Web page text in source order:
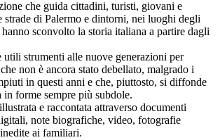
che guida cittadini, turisti, giovani e
strade di Palermo e dintorni, nei luoghi degli
sconvolto la storia italiana a partire dagli
strumenti alle nuove generazioni per
non è ancora stato debellato, malgrado i
in questi anni e che, piuttosto, si diffonde
in forme sempre più subdole.
e raccontata attraverso documenti
note biografiche, video, fotografie
ai familiari.